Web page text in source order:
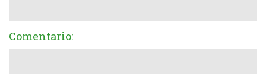
Comentario: